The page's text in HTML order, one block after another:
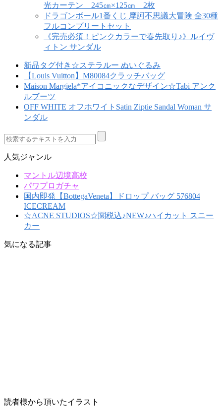
光カーテン 245㎝×125㎝ 2枚
ドラゴンボール1番くじ 摩訶不思議大冒険 全30種
フルコンプリートセット
《完売必須！ピンクカラーで春先取り♪》ルイヴ
ィトン サンダル
新品タグ付き☆ステラルー ぬいぐるみ
【Louis Vuitton】M80084クラッチバッグ
Maison Margiela*アイコニックなデザイン☆Tabi アンク
ルブーツ
OFF WHITE オフホワイトSatin Ziptie Sandal Woman サ
ンダル
人気ジャンル
マントル辺境高校
パワプロガチャ
国内即発【BottegaVeneta】ドロップ バッグ 576804
ICECREAM
☆ACNE STUDIOS☆関税込♪NEW♪ハイカット スニー
カー
気になる記事
読者様から頂いたイラスト